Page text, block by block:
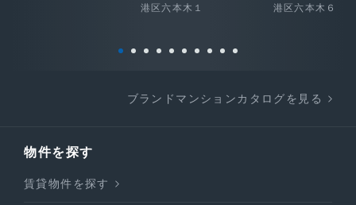
港区六本木１
港区六本木６
ブランドマンションカタログを見る
物件を探す
賃貸物件を探す